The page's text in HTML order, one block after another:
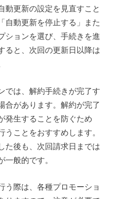
動更新の設定を見直すこと
自動更新を停止する」また
ションを選び、手続きを進
ると、次回の更新日以降は
では、解約手続きが完了す
合があります。解約が完了
発生することを防ぐため
ことをおすすめします。
た後も、次回請求日までは
一般的です。
う際は、各種プロモーショ